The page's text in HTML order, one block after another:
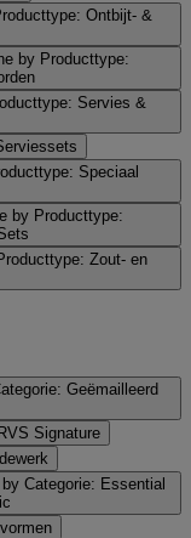
Ontbijt- &
by Producttype:
Servies &
Speciaal
by Producttype:
Zout- en
Geëmailleerd
Signature
by Categorie: Essential